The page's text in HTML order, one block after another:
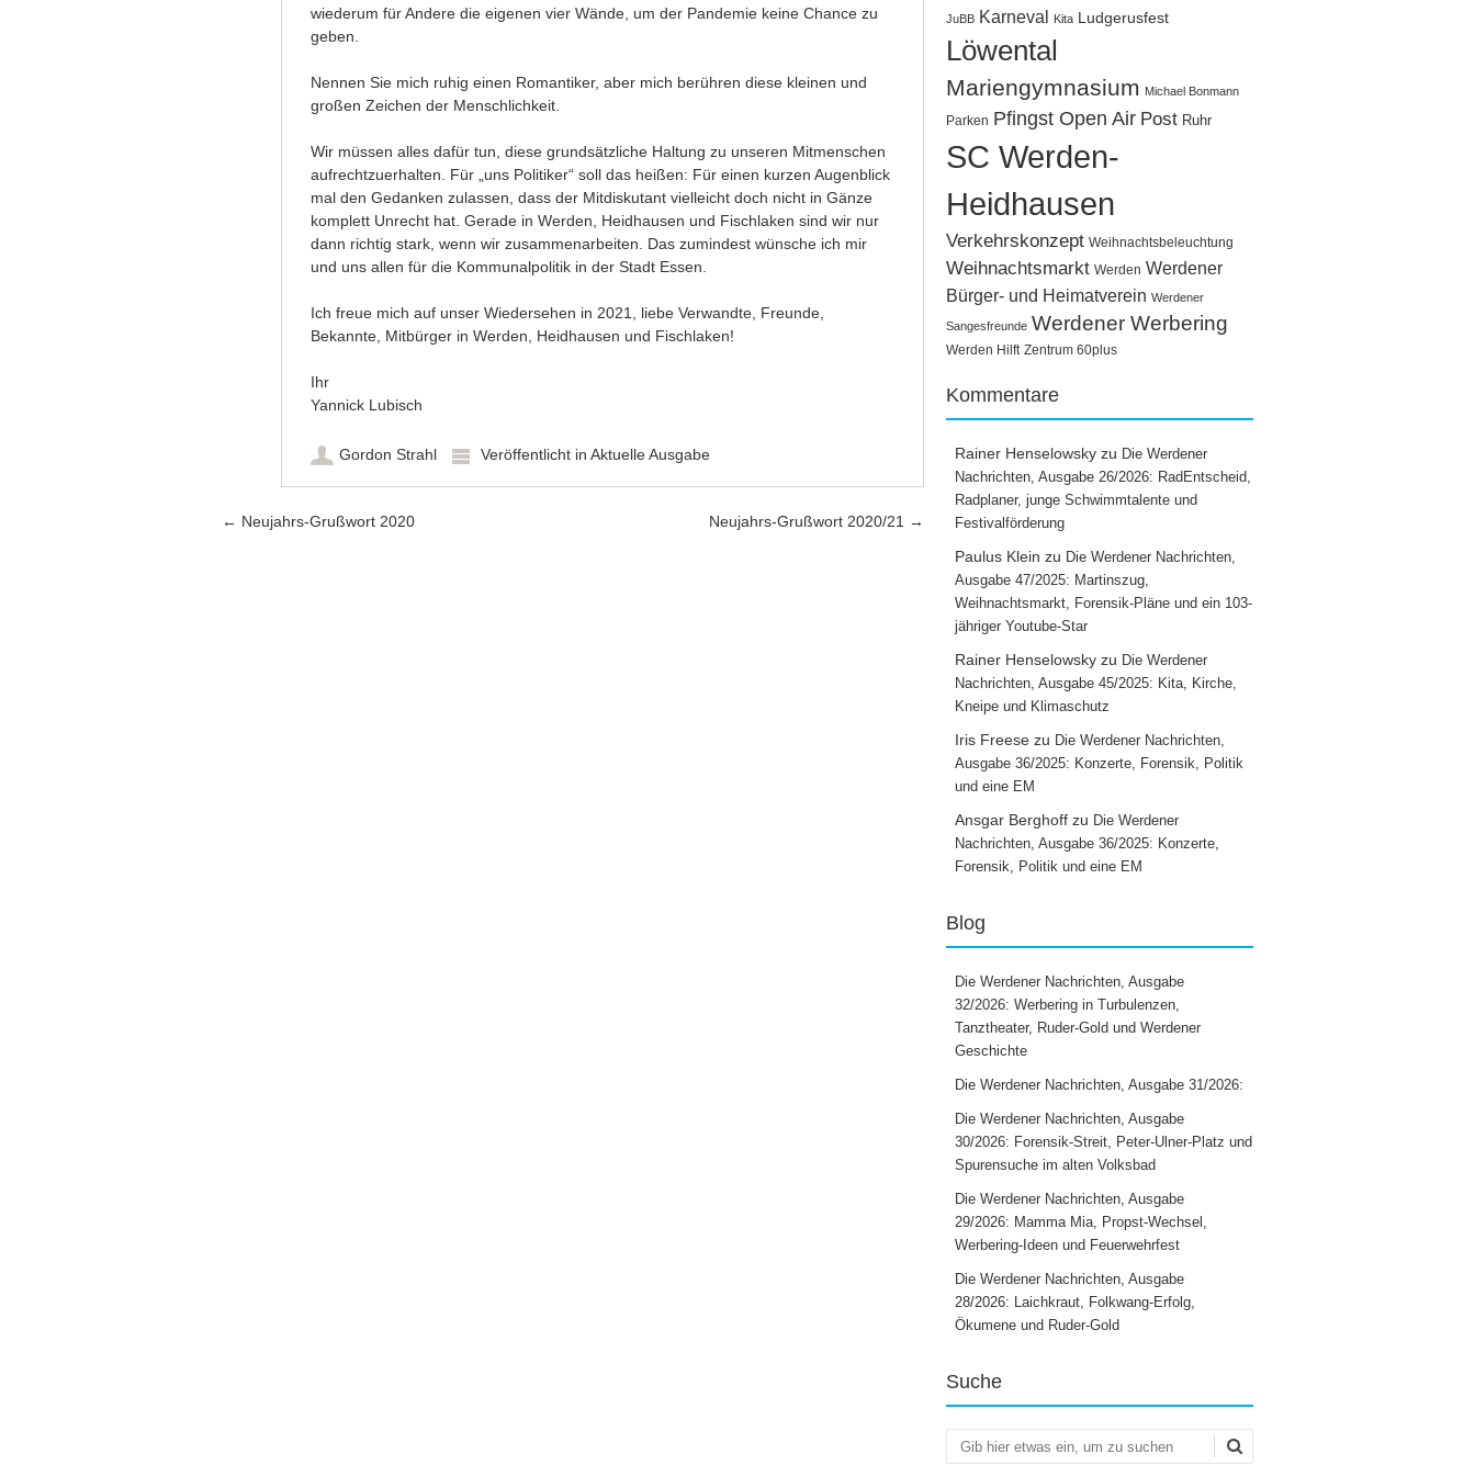
wiederum für Andere die eigenen vier Wände, um der Pandemie keine Chance zu
geben.
Nennen Sie mich ruhig einen Romantiker, aber mich berühren diese kleinen und
großen Zeichen der Menschlichkeit.
Wir müssen alles dafür tun, diese grundsätzliche Haltung zu unseren Mitmenschen
aufrechtzuerhalten. Für „uns Politiker“ soll das heißen: Für einen kurzen Augenblick
mal den Gedanken zulassen, dass der Mitdiskutant vielleicht doch nicht in Gänze
komplett Unrecht hat. Gerade in Werden, Heidhausen und Fischlaken sind wir nur
dann richtig stark, wenn wir zusammenarbeiten. Das zumindest wünsche ich mir
und uns allen für die Kommunalpolitik in der Stadt Essen.
Ich freue mich auf unser Wiedersehen in 2021, liebe Verwandte, Freunde,
Bekannte, Mitbürger in Werden, Heidhausen und Fischlaken!
Ihr
Yannick Lubisch
Gordon Strahl Veröffentlicht in Aktuelle Ausgabe
Artikel-Navigation
← Neujahrs-Grußwort 2020 Neujahrs-Grußwort 2020/21 →
JuBB Karneval Kita Ludgerusfest
Löwental
Mariengymnasium Michael Bonmann
Parken Pfingst Open Air Post Ruhr
SC Werden-
Heidhausen
Verkehrskonzept Weihnachtsbeleuchtung
Weihnachtsmarkt Werden Werdener
Bürger- und Heimatverein Werdener
Sangesfreunde Werdener Werbering
Werden Hilft Zentrum 60plus
Kommentare
Rainer Henselowsky zu Die Werdener
Nachrichten, Ausgabe 26/2026: RadEntscheid,
Radplaner, junge Schwimmtalente und
Festivalförderung
Paulus Klein zu Die Werdener Nachrichten,
Ausgabe 47/2025: Martinszug,
Weihnachtsmarkt, Forensik-Pläne und ein 103-
jähriger Youtube-Star
Rainer Henselowsky zu Die Werdener
Nachrichten, Ausgabe 45/2025: Kita, Kirche,
Kneipe und Klimaschutz
Iris Freese zu Die Werdener Nachrichten,
Ausgabe 36/2025: Konzerte, Forensik, Politik
und eine EM
Ansgar Berghoff zu Die Werdener
Nachrichten, Ausgabe 36/2025: Konzerte,
Forensik, Politik und eine EM
Blog
Die Werdener Nachrichten, Ausgabe
32/2026: Werbering in Turbulenzen,
Tanztheater, Ruder-Gold und Werdener
Geschichte
Die Werdener Nachrichten, Ausgabe 31/2026:
Die Werdener Nachrichten, Ausgabe
30/2026: Forensik-Streit, Peter-Ulner-Platz und
Spurensuche im alten Volksbad
Die Werdener Nachrichten, Ausgabe
29/2026: Mamma Mia, Propst-Wechsel,
Werbering-Ideen und Feuerwehrfest
Die Werdener Nachrichten, Ausgabe
28/2026: Laichkraut, Folkwang-Erfolg,
Ökumene und Ruder-Gold
Suche
Suchen